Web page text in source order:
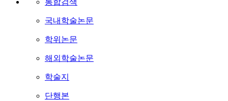
통합검색
국내학술논문
학위논문
해외학술논문
학술지
단행본